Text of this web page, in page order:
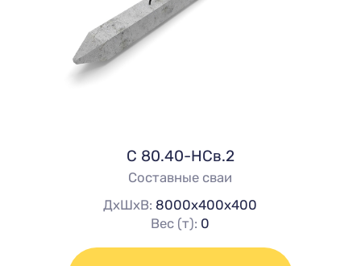
C 80.40-НСв.2
Составные сваи
ДхШхВ: 8000х400х400
Вес (т): 0